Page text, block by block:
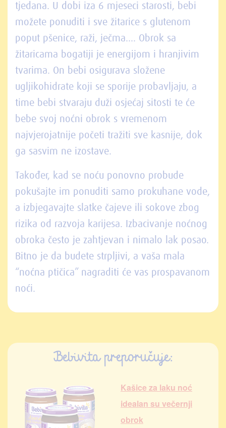
tjedana. U dobi iza 6 mjeseci starosti, bebi
možete ponuditi i sve žitarice s glutenom
poput pšenice, raži, ječma.... Obrok sa
žitaricama bogatiji je energijom i hranjivim
tvarima. On bebi osigurava složene
ugljikohidrate koji se sporije probavljaju, a
time bebi stvaraju duži osjećaj sitosti te će
bebe svoj noćni obrok s vremenom
najvjerojatnije početi tražiti sve kasnije, dok
ga sasvim ne izostave.
Također, kad se noću ponovno probude
pokušajte im ponuditi samo prokuhane vode,
a izbjegavajte slatke čajeve ili sokove zbog
rizika od razvoja karijesa. Izbacivanje noćnog
obroka često je zahtjevan i nimalo lak posao.
Bitno je da budete strpljivi, a vaša mala
“noćna ptičica” nagraditi će vas prospavanom
noći.
Bebivita preporučuje:
Kašice za laku noć
idealan su večernji
obrok